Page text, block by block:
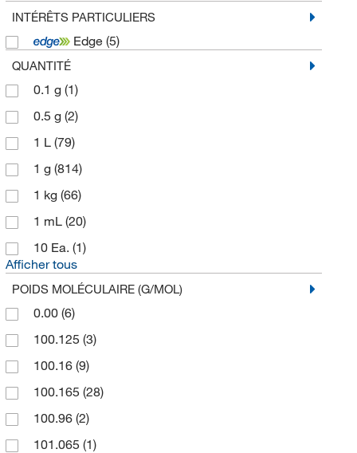
Carbodiimides(29)
Imines(26)
Organo-isocyanures
Guanidines(20)
Allylamines(14)
Dichlorures d’isocyanure
Ortho-amides
Azométhines
Sels d’organodiazonium
Aminoxydes (1)
Arylhydroxamates(1)
Ricca Chemical Company
Sigma Aldrich Canada Co Organics Chemicals
Only(8)
Spectrum Chemical Mfg Cor
TCI America
Technidata
Thermo Fisher Scientific
Thermo Scientific Chemicals
Tocris Bioscience
INTÉRÊTS PARTICULIERS
Edge (5)
QUANTITÉ
0.1 g (1)
0.5 g (2)
1 L (79)
1 g (814)
1 kg (66)
1 mL (20)
10 Ea. (1)
Afficher tous
POIDS MOLÉCULAIRE (G/MOL)
0.00 (6)
100.125 (3)
100.16 (9)
100.165 (28)
100.96 (2)
101.065 (1)